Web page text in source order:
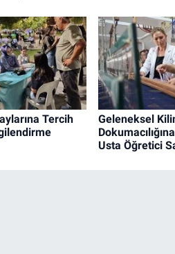
Tercih
Geleneksel
Usta Öğretici